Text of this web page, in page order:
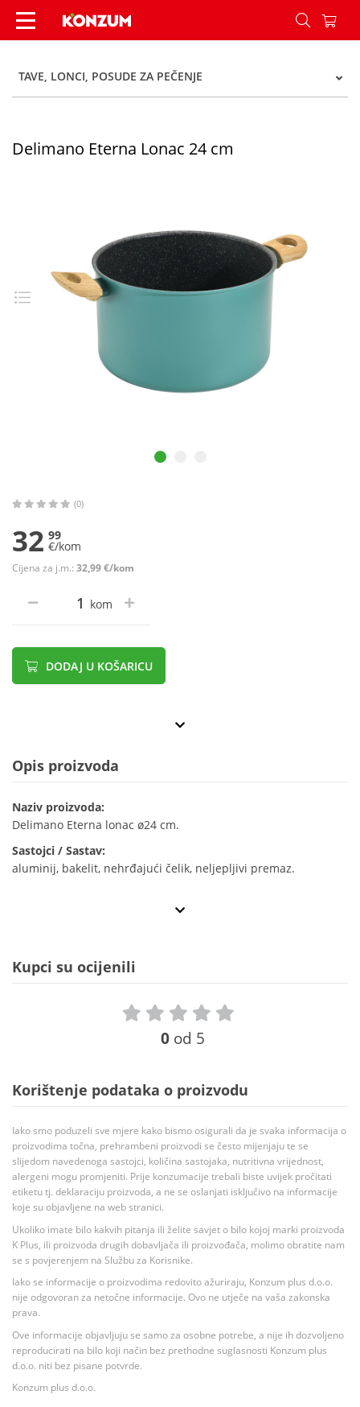
Delimano Eterna Lonac 24 cm - Konzum
TAVE, LONCI, POSUDE ZA PEČENJE
Delimano Eterna Lonac 24 cm
(0)
32 99
€/kom
Cijena za j.m.: 32,99 €/kom
kom
DODAJ U KOŠARICU
Opis proizvoda
Naziv proizvoda:
Delimano Eterna lonac ø24 cm.
Sastojci / Sastav:
aluminij, bakelit, nehrđajući čelik, neljepljivi premaz.
Kupci su ocijenili
0 od 5
Korištenje podataka o proizvodu
Iako smo poduzeli sve mjere kako bismo osigurali da je svaka informacija o
proizvodima točna, prehrambeni proizvodi se često mijenjaju te se
slijedom navedenoga sastojci, količina sastojaka, nutritivna vrijednost,
alergeni mogu promjeniti. Prije konzumacije trebali biste uvijek pročitati
etiketu tj. deklaraciju proizvoda, a ne se oslanjati isključivo na informacije
koje su objavljene na web stranici.
Ukoliko imate bilo kakvih pitanja ili želite savjet o bilo kojoj marki proizvoda
K Plus, ili proizvoda drugih dobavljača ili proizvođača, molimo obratite nam
se s povjerenjem na Službu za Korisnike.
Iako se informacije o proizvodima redovito ažuriraju, Konzum plus d.o.o.
nije odgovoran za netočne informacije. Ovo ne utječe na vaša zakonska
prava.
Ove informacije objavljuju se samo za osobne potrebe, a nije ih dozvoljeno
reproducirati na bilo koji način bez prethodne suglasnosti Konzum plus
d.o.o. niti bez pisane potvrde.
Konzum plus d.o.o.